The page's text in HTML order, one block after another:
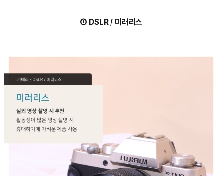
① DSLR / 미러리스